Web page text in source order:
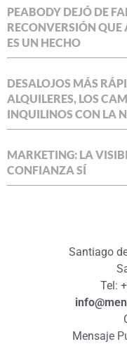
PEABODY DEJÓ DE
RECONVERSIÓN QUE
ES UN HECHO
DESALOJOS MÁS
ALQUILERES, LOS
INQUILINOS CON LA
MARKETING: LA
CONFIANZA SÍ
Santiago
Tel:
Mensaje